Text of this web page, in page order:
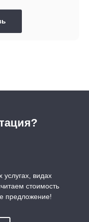
видах
стоимость
предложение!